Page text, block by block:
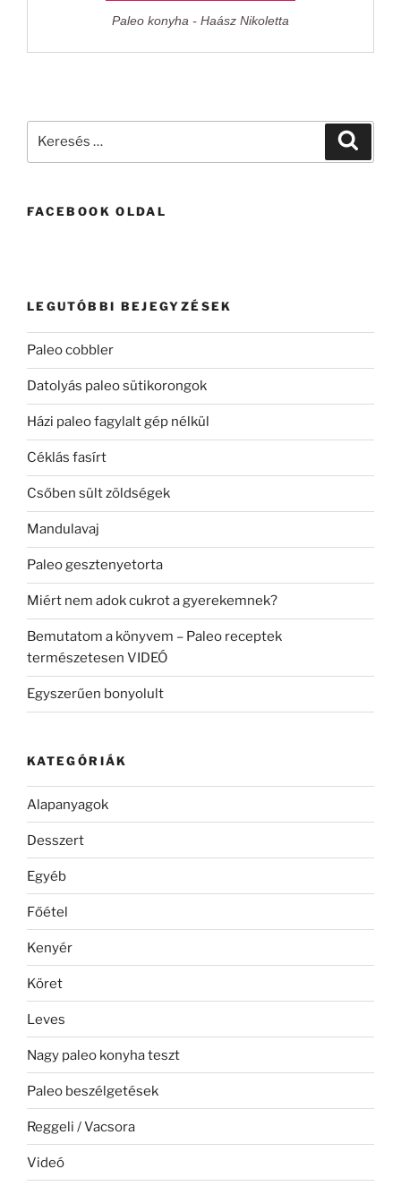
Paleo konyha - Haász Nikoletta
FACEBOOK OLDAL
LEGUTÓBBI BEJEGYZÉSEK
Paleo cobbler
Datolyás paleo sütikorongok
Házi paleo fagylalt gép nélkül
Céklás fasírt
Csőben sült zöldségek
Mandulavaj
Paleo gesztenyetorta
Miért nem adok cukrot a gyerekemnek?
Bemutatom a könyvem – Paleo receptek
természetesen VIDEÓ
Egyszerűen bonyolult
KATEGÓRIÁK
Alapanyagok
Desszert
Egyéb
Főétel
Kenyér
Köret
Leves
Nagy paleo konyha teszt
Paleo beszélgetések
Reggeli / Vacsora
Videó